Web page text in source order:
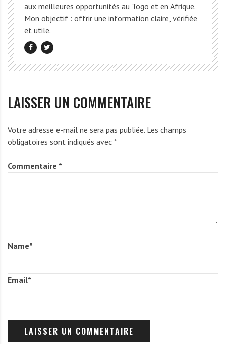
aux meilleures opportunités au Togo et en Afrique.
Mon objectif : offrir une information claire, vérifiée
et utile.
LAISSER UN COMMENTAIRE
Votre adresse e-mail ne sera pas publiée. Les champs
obligatoires sont indiqués avec *
Commentaire *
Name*
Email*